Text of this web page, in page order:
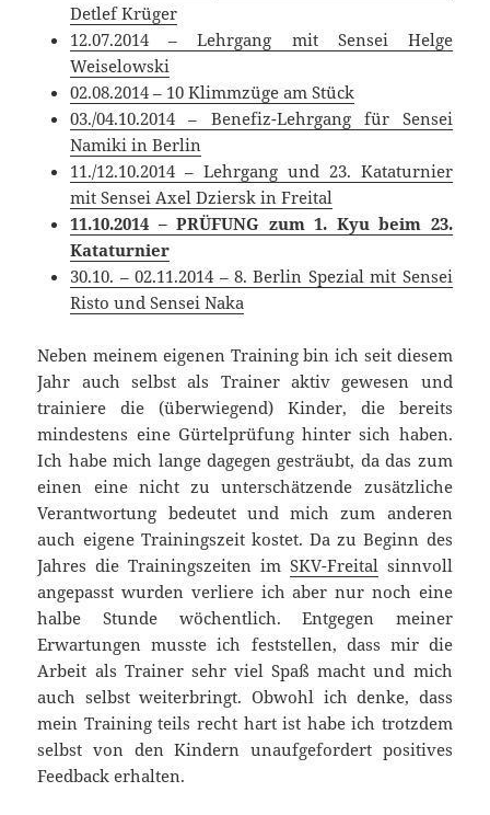
Detlef Krüger
12.07.2014 – Lehrgang mit Sensei Helge
Weiselowski
02.08.2014 – 10 Klimmzüge am Stück
03./04.10.2014 – Benefiz-Lehrgang für Sensei
Namiki in Berlin
11./12.10.2014 – Lehrgang und 23. Kataturnier
mit Sensei Axel Dziersk in Freital
11.10.2014 – PRÜFUNG zum 1. Kyu beim 23.
Kataturnier
30.10. – 02.11.2014 – 8. Berlin Spezial mit Sensei
Risto und Sensei Naka
Neben meinem eigenen Training bin ich seit diesem
Jahr auch selbst als Trainer aktiv gewesen und
trainiere die (überwiegend) Kinder, die bereits
mindestens eine Gürtelprüfung hinter sich haben.
Ich habe mich lange dagegen gesträubt, da das zum
einen eine nicht zu unterschätzende zusätzliche
Verantwortung bedeutet und mich zum anderen
auch eigene Trainingszeit kostet. Da zu Beginn des
Jahres die Trainingszeiten im SKV-Freital sinnvoll
angepasst wurden verliere ich aber nur noch eine
halbe Stunde wöchentlich. Entgegen meiner
Erwartungen musste ich feststellen, dass mir die
Arbeit als Trainer sehr viel Spaß macht und mich
auch selbst weiterbringt. Obwohl ich denke, dass
mein Training teils recht hart ist habe ich trotzdem
selbst von den Kindern unaufgefordert positives
Feedback erhalten.